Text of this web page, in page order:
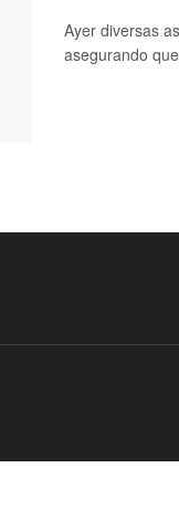
Ayer diversas
asegurando